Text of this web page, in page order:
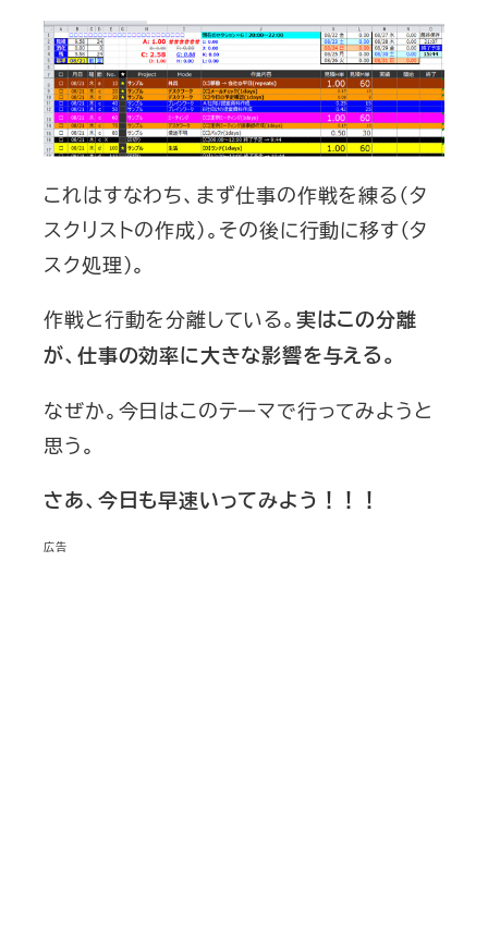
これはすなわち、まず仕事の作戦を練る（タ
スクリストの作成）。その後に行動に移す（タ
スク処理）。
作戦と行動を分離している。実はこの分離
が、仕事の効率に大きな影響を与える。
なぜか。今日はこのテーマで行ってみようと
思う。
さあ、今日も早速いってみよう！！！
広告